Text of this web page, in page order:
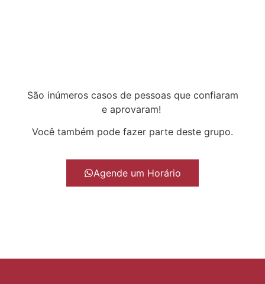
São inúmeros casos de pessoas que confiaram
e aprovaram!
Você também pode fazer parte deste grupo.
Agende um Horário